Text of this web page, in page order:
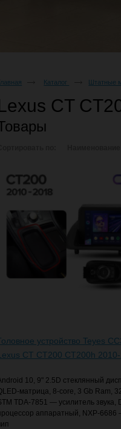
Каталог Штатные
CT
устройство Teyes
CT CT200 CT200h
10, 9" 2.5D стеклянный
матрица, 8-core, 3 Gb Ram,
TDA-7851 — усилитель звука,
аппаратный, NXP-6686